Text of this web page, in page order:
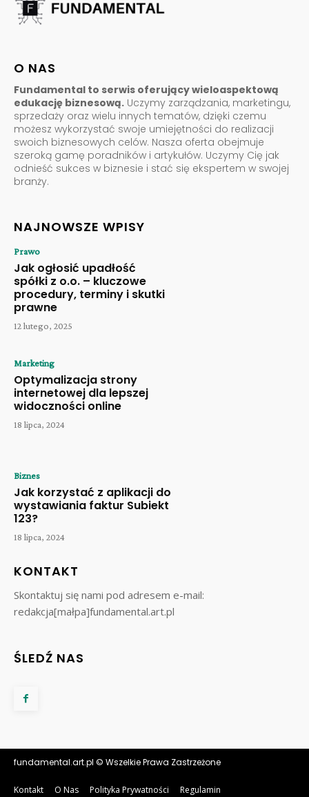
O NAS
Fundamental to serwis oferujący wieloaspektową
edukację biznesową. Uczymy zarządzania, marketingu,
sprzedaży oraz wielu innych tematów, dzięki czemu
możesz wykorzystać swoje umiejętności do realizacji
swoich biznesowych celów. Nasza oferta obejmuje
szeroką gamę poradników i artykułów. Uczymy Cię jak
odnieść sukces w biznesie i stać się ekspertem w swojej
branży.
NAJNOWSZE WPISY
Prawo
Jak ogłosić upadłość
spółki z o.o. – kluczowe
procedury, terminy i skutki
prawne
12 lutego, 2025
Marketing
Optymalizacja strony
internetowej dla lepszej
widoczności online
18 lipca, 2024
Biznes
Jak korzystać z aplikacji do
wystawiania faktur Subiekt
123?
18 lipca, 2024
KONTAKT
Skontaktuj się nami pod adresem e-mail:
redakcja[małpa]fundamental.art.pl
ŚLEDŹ NAS
fundamental.art.pl © Wszelkie Prawa Zastrzeżone
Kontakt O Nas Polityka Prywatności Regulamin